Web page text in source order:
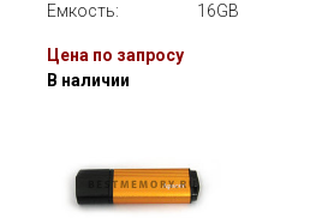
Емкость:
16GB
Цена по запросу
В наличии